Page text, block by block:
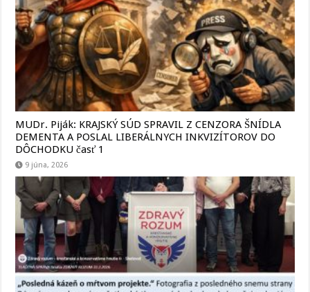
MUDr. Piják: KRAJSKÝ SÚD SPRAVIL Z CENZORA ŠNÍDLA
DEMENTA A POSLAL LIBERÁLNYCH INKVIZÍTOROV DO
DÔCHODKU časť 1
9 júna, 2026